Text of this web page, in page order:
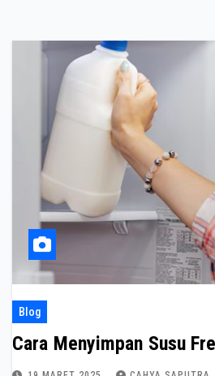
Blog
Cara Menyimpan Susu